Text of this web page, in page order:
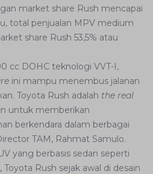
market share Rush mencapai
total penjualan MPV medium
share Rush 53,5% atau
cc DOHC teknologi VVT-I,
ini mampu menembus jalanan
Toyota Rush adalah the real
untuk memberikan
berkendara dalam berbagai
TAM, Rahmat Samulo.
yang berbasis sedan seperti
Toyota Rush sejak awal di desain